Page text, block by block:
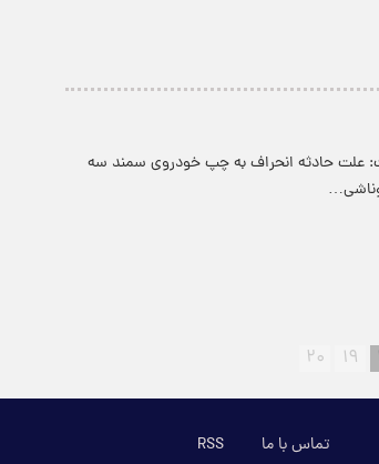
علت حادثه انحراف به چپ خودروی سمند سه
۱۹ ۲۰
تماس با ما RSS